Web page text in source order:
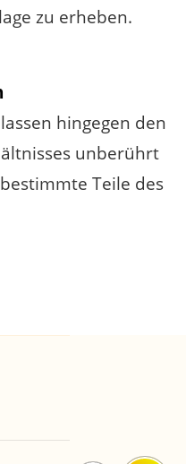
zu erheben.
hingegen den
unberührt
Teile des